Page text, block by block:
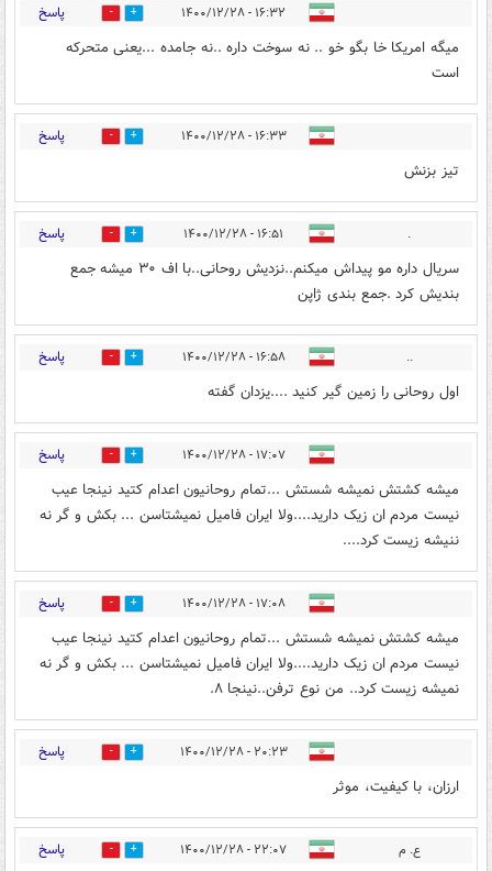
۱۶:۳۲ - ۱۴۰۰/۱۲/۲۸ 0 پاسخ
میگه امریکا خا بگو خو .. نه سوخت داره ..نه جامده ...یعنی متحرکه
است
۱۶:۳۳ - ۱۴۰۰/۱۲/۲۸ 0 پاسخ
تیز بزنش
‌. ۱۶:۵۱ - ۱۴۰۰/۱۲/۲۸ 0 پاسخ
سریال داره مو پیداش میکنم..نزدیش روحانی..با اف ۳۰ میشه جمع
بندیش کرد .جمع بندی ژاپن
.. ۱۶:۵۸ - ۱۴۰۰/۱۲/۲۸ 0 پاسخ
اول روحانی را زمین گیر کنید ....یزدان گفته
۱۷:۰۷ - ۱۴۰۰/۱۲/۲۸ 0 پاسخ
میشه کشتش نمیشه شستش ...تمام روحانیون اعدام کتید نینجا عیب
نیست مردم ان زیک دارید....ولا ایران فامیل نمیشتاسن ... بکش و گر نه
ننیشه زیست کرد....
۱۷:۰۸ - ۱۴۰۰/۱۲/۲۸ 0 پاسخ
میشه کشتش نمیشه شستش ...تمام روحانیون اعدام کتید نینجا عیب
نیست مردم ان زیک دارید....ولا ایران فامیل نمیشتاسن ... بکش و گر نه
نمیشه زیست کرد.. من نوع ترفن..نینجا ۸.‌‌
۲۰:۲۳ - ۱۴۰۰/۱۲/۲۸ 0 پاسخ
ارزان، با کیفیت، موثر
ع. م ۲۲:۰۷ - ۱۴۰۰/۱۲/۲۸ 1 پاسخ